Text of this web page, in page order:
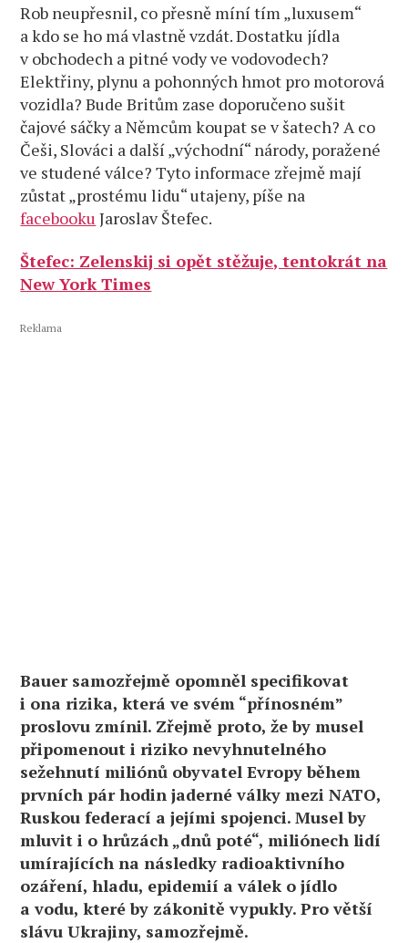
Rob neupřesnil, co přesně míní tím „luxusem“
a kdo se ho má vlastně vzdát. Dostatku jídla
v obchodech a pitné vody ve vodovodech?
Elektřiny, plynu a pohonných hmot pro motorová
vozidla? Bude Britům zase doporučeno sušit
čajové sáčky a Němcům koupat se v šatech? A co
Češi, Slováci a další „východní“ národy, poražené
ve studené válce? Tyto informace zřejmě mají
zůstat „prostému lidu“ utajeny, píše na
facebooku Jaroslav Štefec.
Štefec: Zelenskij si opět stěžuje, tentokrát na
New York Times
Reklama
Bauer samozřejmě opomněl specifikovat
i ona rizika, která ve svém “přínosném”
proslovu zmínil. Zřejmě proto, že by musel
připomenout i riziko nevyhnutelného
sežehnutí miliónů obyvatel Evropy během
prvních pár hodin jaderné války mezi NATO,
Ruskou federací a jejími spojenci. Musel by
mluvit i o hrůzách „dnů poté“, miliónech lidí
umírajících na následky radioaktivního
ozáření, hladu, epidemií a válek o jídlo
a vodu, které by zákonitě vypukly. Pro větší
slávu Ukrajiny, samozřejmě.